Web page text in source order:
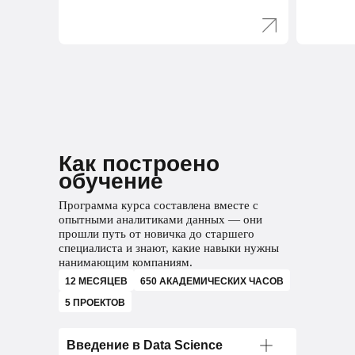
Как построено
обучение
Программа курса составлена вместе с
опытными аналитиками данных — они
прошли путь от новичка до старшего
специалиста и знают, какие навыки нужны
нанимающим компаниям.
12 МЕСЯЦЕВ
650 АКАДЕМИЧЕСКИХ ЧАСОВ
5 ПРОЕКТОВ
Введение в Data Science
Маркетинговый
аналитик
Анализирует рынок, конкурентов
и маркетинг компании
Анализирует рекламные кампании
и оценивает их эффективность
оценки маркетинговых гипотез
Составляет аналитические отчеты